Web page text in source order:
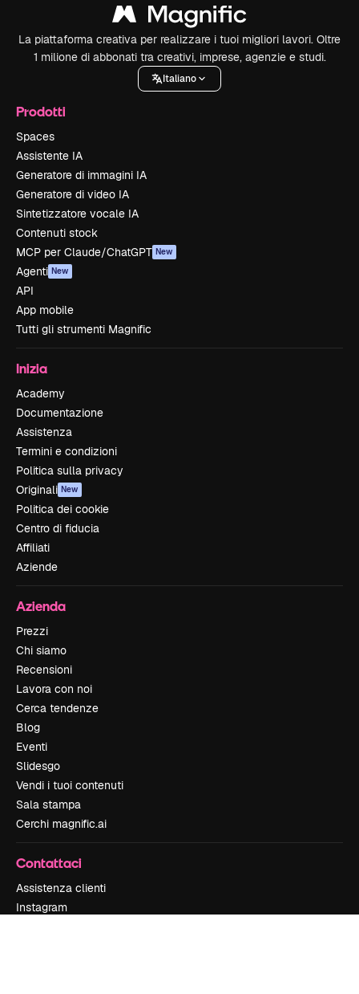
La piattaforma creativa per realizzare i tuoi migliori lavori. Oltre
1 milione di abbonati tra creativi, imprese, agenzie e studi.
Italiano
Prodotti
Spaces
Assistente IA
Generatore di immagini IA
Generatore di video IA
Sintetizzatore vocale IA
Contenuti stock
MCP per Claude/ChatGPT New
Agenti New
API
App mobile
Tutti gli strumenti Magnific
Inizia
Academy
Documentazione
Assistenza
Termini e condizioni
Politica sulla privacy
Originali New
Politica dei cookie
Centro di fiducia
Affiliati
Aziende
Azienda
Prezzi
Chi siamo
Recensioni
Lavora con noi
Cerca tendenze
Blog
Eventi
Slidesgo
Vendi i tuoi contenuti
Sala stampa
Cerchi magnific.ai
Contattaci
Assistenza clienti
Instagram